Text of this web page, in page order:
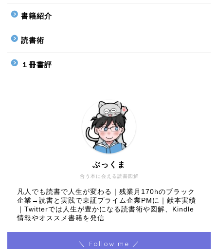
書籍紹介
読書術
１冊書評
合う本に会える読書図解
ぶっくま
凡人でも読書で人生が変わる｜残業月170hのブラック
企業→読書と実践で東証プライム企業PMに｜献本実績
｜Twitterでは人生が豊かになる読書術や図解、Kindle
情報やオススメ書籍を発信
＼ Follow me ／